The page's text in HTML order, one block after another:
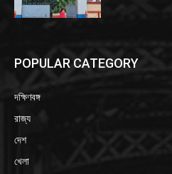
POPULAR CATEGORY
দক্ষিণবঙ্গ
রাজ্য
দেশ
খেলা